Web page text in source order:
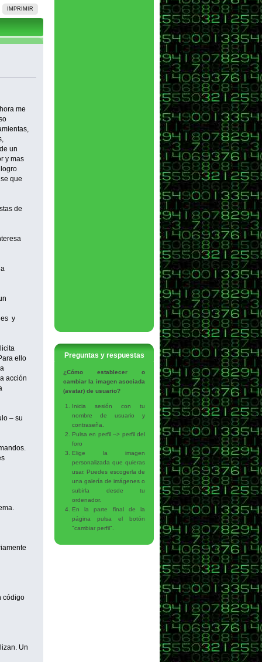
IMPRIMIR
me
un
y mas
que
de
y
ello
acción
– su
código
Un
Preguntas y respuestas
¿Cómo establecer o
cambiar la imagen asociada
(avatar) de usuario?
Inicia sesión con tu
nombre de usuario y
contraseña.
Pulsa en perfil --> perfil del
foro
Elige la imagen
personalizada que quieras
usar. Puedes escogerla de
una galería de imágenes o
subirla desde tu
ordenador.
En la parte final de la
página pulsa el botón
"cambiar perfil".